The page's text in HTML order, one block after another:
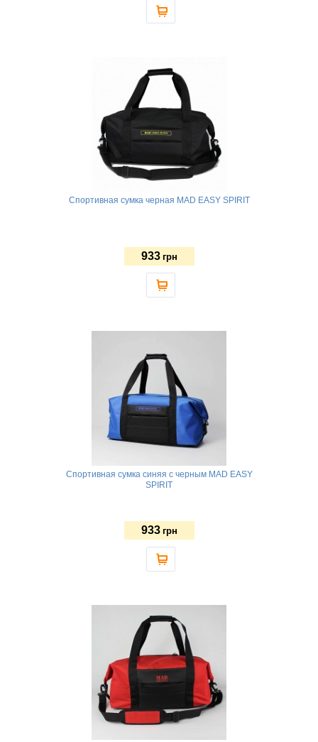
Спортивная сумка черная MAD EASY SPIRIT
933 грн
Спортивная сумка синяя с черным MAD EASY
SPIRIT
933 грн